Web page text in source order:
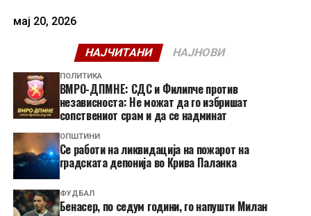
мај 20, 2026
НАЈЧИТАНИ НАЈНОВИ
ПОЛИТИКА
ВМРО-ДПМНЕ: СДС и Филипче против
независноста: Не можат да го избришат
сопствениот срам и да се надминат
ОПШТИНИ
Се работи на ликвидација на пожарот на
градската депонија во Крива Паланка
ФУДБАЛ
Бенасер, по седум години, го напушти Милан